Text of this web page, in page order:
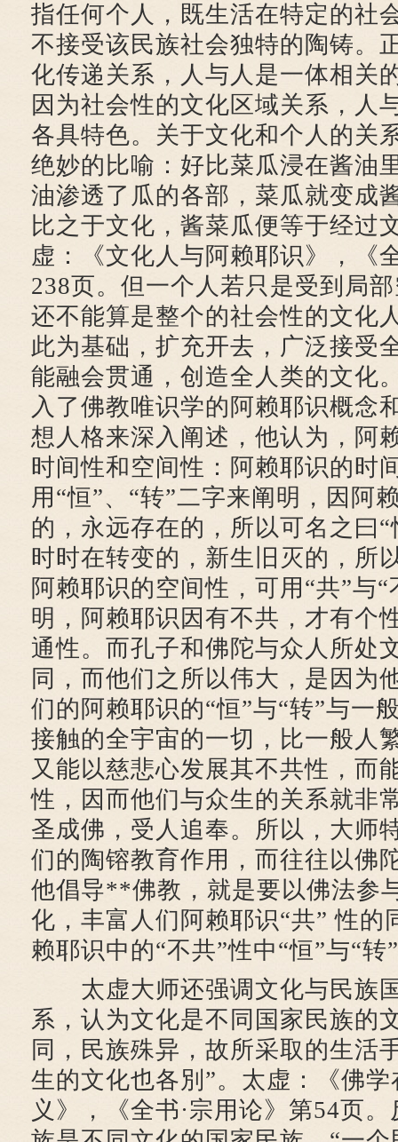
指任何个人，既生活在特定的社
不接受该民族社会独特的陶铸。
化传递关系，人与人是一体相关
因为社会性的文化区域关系，人
各具特色。关于文化和个人的关
绝妙的比喻：好比菜瓜浸在酱油
油渗透了瓜的各部，菜瓜就变成
比之于文化，酱菜瓜便等于经过
虚：《文化人与阿赖耶识》，《
238页。但一个人若只是受到局
还不能算是整个的社会性的文化
此为基础，扩充开去，广泛接受
能融会贯通，创造全人类的文化
入了佛教唯识学的阿赖耶识概念
想人格来深入阐述，他认为，阿
时间性和空间性：阿赖耶识的时
用“恒”、“转”二字来阐明，因阿
的，永远存在的，所以可名之曰
时时在转变的，新生旧灭的，所
阿赖耶识的空间性，可用“共”与
明，阿赖耶识因有不共，才有个
通性。而孔子和佛陀与众人所处
同，而他们之所以伟大，是因为
们的阿赖耶识的“恒”与“转”与一
接触的全宇宙的一切，比一般人
又能以慈悲心发展其不共性，而
性，因而他们与众生的关系就非
圣成佛，受人追奉。所以，大师
们的陶镕教育作用，而往往以佛
他倡导**佛教，就是要以佛法参
化，丰富人们阿赖耶识“共” 性的
赖耶识中的“不共”性中“恒”与“转
太虚大师还强调文化与民族
系，认为文化是不同国家民族的
同，民族殊异，故所采取的生活
生的文化也各別”。太虚：《佛
义》，《全书·宗用论》第54页